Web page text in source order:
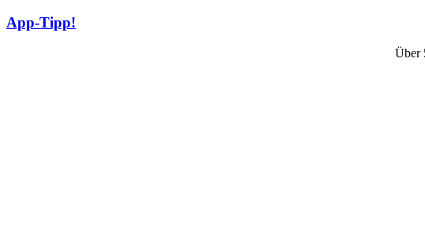
App-Tipp!
Über